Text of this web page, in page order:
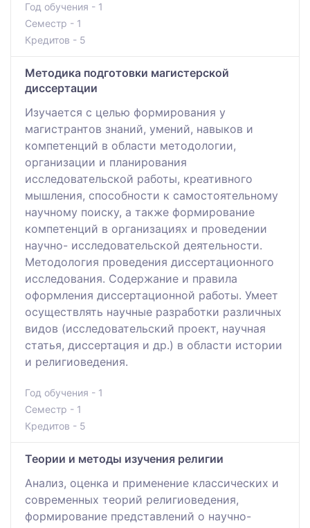
Год обучения - 1
Семестр - 1
Кредитов - 5
Методика подготовки магистерской
диссертации
Изучается с целью формирования у
магистрантов знаний, умений, навыков и
компетенций в области методологии,
организации и планирования
исследовательской работы, креативного
мышления, способности к самостоятельному
научному поиску, а также формирование
компетенций в организациях и проведении
научно- исследовательской деятельности.
Методология проведения диссертационного
исследования. Содержание и правила
оформления диссертационной работы. Умеет
осуществлять научные разработки различных
видов (исследовательский проект, научная
статья, диссертация и др.) в области истории
и религиоведения.
Год обучения - 1
Семестр - 1
Кредитов - 5
Теории и методы изучения религии
Анализ, оценка и применение классических и
современных теорий религиоведения,
формирование представлений о научно-